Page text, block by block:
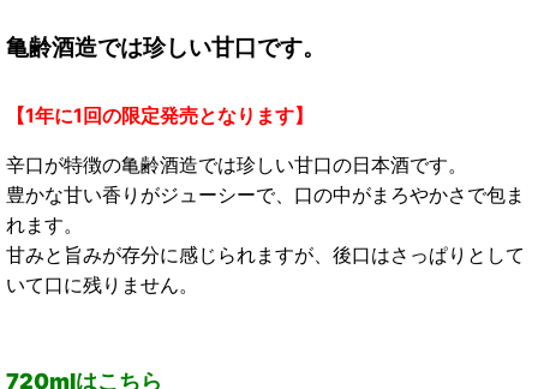
亀齢酒造では珍しい甘口です。
【1年に1回の限定発売となります】
辛口が特徴の亀齢酒造では珍しい甘口の日本酒です。
豊かな甘い香りがジューシーで、口の中がまろやかさで包ま
れます。
甘みと旨みが存分に感じられますが、後口はさっぱりとして
いて口に残りません。
720mlはこちら